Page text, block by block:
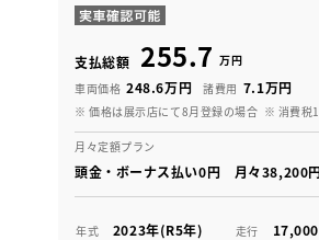
支払総額 255.7 万円
車両価格 248.6万円 諸費用 7.1万円
※ 価格は展示店にて8月登録の場合 ※ 消費税
月々定額プラン
頭金・ボーナス払い0円 月々38,200円
年式 2023年(R5年) 走行